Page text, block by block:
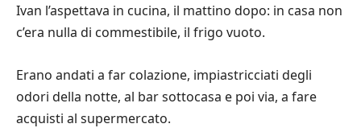
Ivan l’aspettava in cucina, il mattino dopo: in casa non
c’era nulla di commestibile, il frigo vuoto.
Erano andati a far colazione, impiastricciati degli
odori della notte, al bar sottocasa e poi via, a fare
acquisti al supermercato.